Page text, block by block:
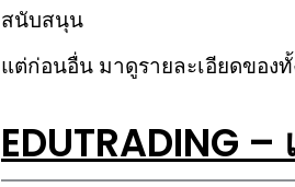
สนับสนุน
แต่ก่อนอื่น มาดูรายละเอียดของ
EDUTRADING